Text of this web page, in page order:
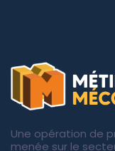
Une opération de
menée sur le